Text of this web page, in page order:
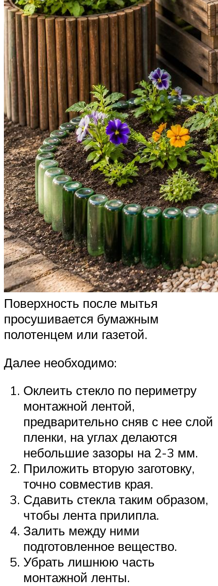
Поверхность после мытья
просушивается бумажным
полотенцем или газетой.
Далее необходимо:
Оклеить стекло по периметру
монтажной лентой,
предварительно сняв с нее слой
пленки, на углах делаются
небольшие зазоры на 2-3 мм.
Приложить вторую заготовку,
точно совместив края.
Сдавить стекла таким образом,
чтобы лента прилипла.
Залить между ними
подготовленное вещество.
Убрать лишнюю часть
монтажной ленты.